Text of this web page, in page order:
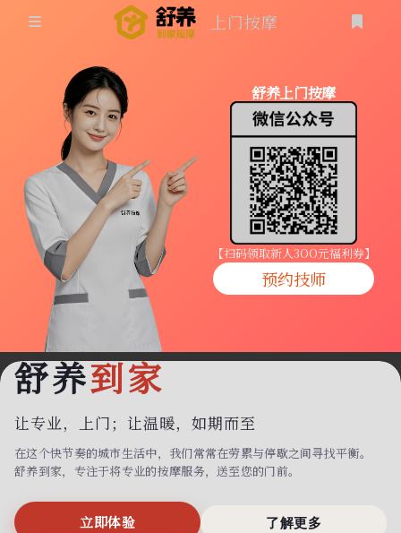
同城按摩
上门按摩
养生按摩
技师入驻
商家入驻
代理入驻
预约技师
上门按摩
登录
舒养上门按摩
【扫码领取新人3OO元福利券】
预约技师
舒养到家
让专业，上门； 让温暖，如期而至
在这个快节奏的城市生活中，我们常常在劳累与停歇之间寻找平衡。
舒养到家，专注于将专业的按摩服务，送至您的门前。
立即体验 了解更多